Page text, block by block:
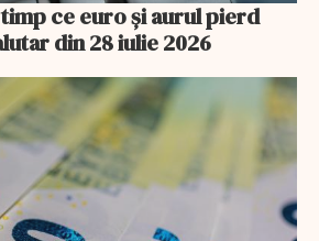
ce euro și aurul pierd
din 28 iulie 2026